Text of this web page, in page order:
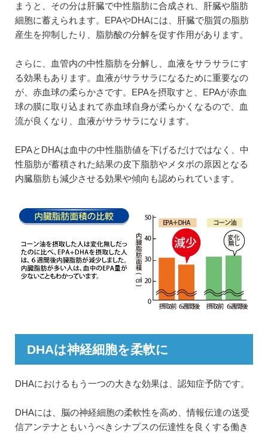
まうと、その分は肝臓で中性脂肪に合成され、肝臓や脂肪
細胞に蓄えられます。EPAやDHAには、肝臓で脂質の脂肪
産生を抑制したり、脂肪酸の分解を促す作用があります。
さらに、血管内の中性脂肪を分解し、血液をサラサラにす
る効果もあります。血液がサラサラになるために重要なの
が、赤血球の柔らかさです。EPAを摂取すと、EPAが赤血
球の膜に取り込まれて赤血球自身が柔らかくなるので、血
流が良くなり、血液がサラサラになります。
EPAとDHAは血中の中性脂肪値を下げるだけではなく、中
性脂肪が蓄積された結果の皮下脂肪やメタボの原因となる
内臓脂肪も減少させる効果や傾向も認められています。
DHAは神経細胞を柔軟に
DHAにおけるもう一つの大きな効果は、認知症予防です。
DHAには、脳の神経細胞の柔軟性を高め、情報伝達の送受
信アンテナともいうべきシナプスの伝達性を良くする働き